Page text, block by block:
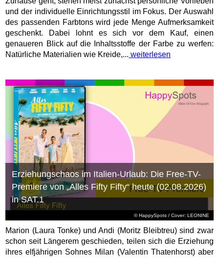
und der individuelle Einrichtungsstil im Fokus. Der Auswahl
des passenden Farbtons wird jede Menge Aufmerksamkeit
geschenkt. Dabei lohnt es sich vor dem Kauf, einen
genaueren Blick auf die Inhaltsstoffe der Farbe zu werfen:
Natürliche Materialien wie Kreide,... weiterlesen
© HappySpots / Cover: LEONINE
Erziehungschaos im Italien-Urlaub: Die Free-TV-
Premiere von „Alles Fifty Fifty“ heute (02.08.2026)
in SAT.1
Marion (Laura Tonke) und Andi (Moritz Bleibtreu) sind zwar
schon seit Längerem geschieden, teilen sich die Erziehung
ihres elfjährigen Sohnes Milan (Valentin Thatenhorst) aber